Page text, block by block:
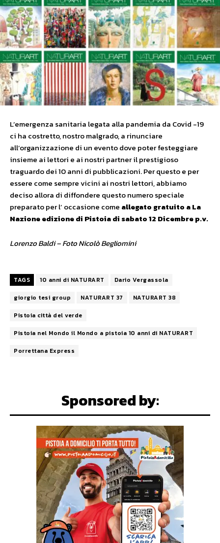
L’emergenza sanitaria legata alla pandemia da Covid -19
ci ha costretto, nostro malgrado, a rinunciare
all’organizzazione di un evento dove poter festeggiare
insieme ai lettori e ai nostri partner il prestigioso
traguardo dei 10 anni di pubblicazioni. Per questo e per
essere come sempre vicini ai nostri lettori, abbiamo
deciso allora di diffondere questo numero speciale
preparato per l’ occasione come allegato gratuito a La
Nazione edizione di Pistoia di sabato 12 Dicembre p.v.
Lorenzo Baldi – Foto Nicolò Begliomini
TAGS 10 anni di NATURART
Dario Vergassola
giorgio tesi group
NATURART 37
NATURART 38
Pistoia città del verde
Pistoia nel Mondo il Mondo a pistoia 10 anni di NATURART
Porrettana Express
Sponsored by: